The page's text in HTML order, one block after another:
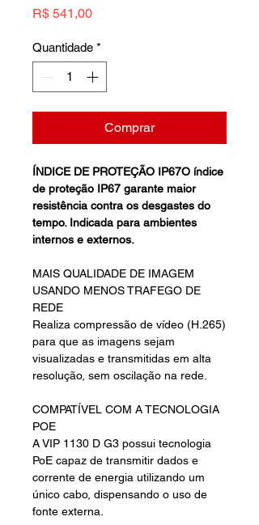
R$ 541,00Preço
Quantidade *
Comprar
ÍNDICE DE PROTEÇÃO IP67O índice
de proteção IP67 garante maior
resistência contra os desgastes do
tempo. Indicada para ambientes
internos e externos.
MAIS QUALIDADE DE IMAGEM
USANDO MENOS TRAFEGO DE
REDE
Realiza compressão de vídeo (H.265)
para que as imagens sejam
visualizadas e transmitidas em alta
resolução, sem oscilação na rede.
COMPATÍVEL COM A TECNOLOGIA
POE
A VIP 1130 D G3 possui tecnologia
PoE capaz de transmitir dados e
corrente de energia utilizando um
único cabo, dispensando o uso de
fonte externa.